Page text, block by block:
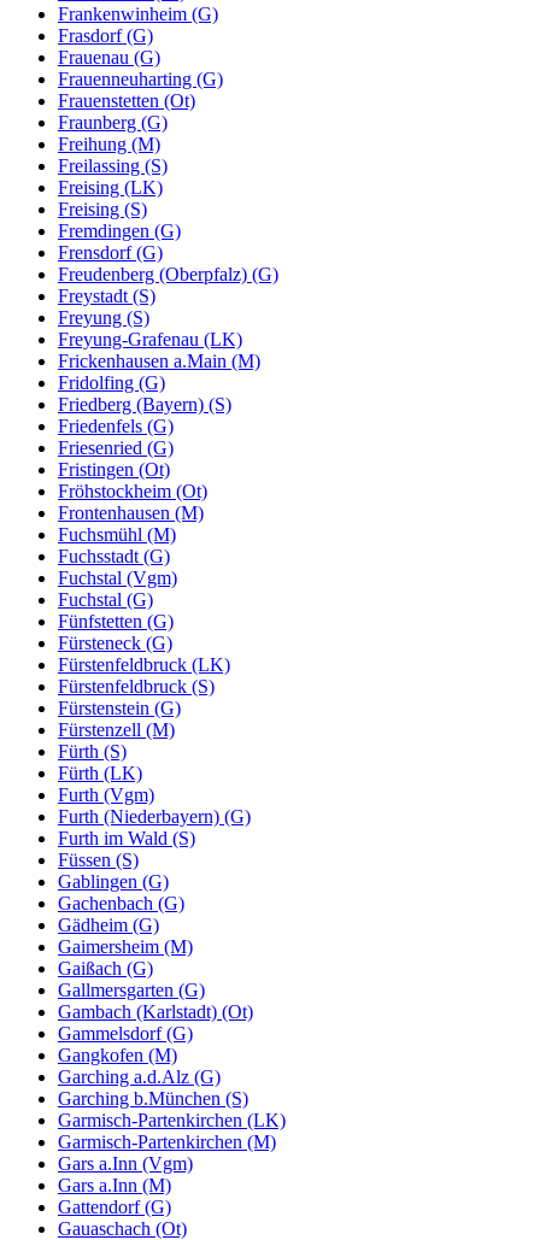
Frankenwinheim (G)
Frasdorf (G)
Frauenau (G)
Frauenneuharting (G)
Frauenstetten (Ot)
Fraunberg (G)
Freihung (M)
Freilassing (S)
Freising (LK)
Freising (S)
Fremdingen (G)
Frensdorf (G)
Freudenberg (Oberpfalz) (G)
Freystadt (S)
Freyung (S)
Freyung-Grafenau (LK)
Frickenhausen a.Main (M)
Fridolfing (G)
Friedberg (Bayern) (S)
Friedenfels (G)
Friesenried (G)
Fristingen (Ot)
Fröhstockheim (Ot)
Frontenhausen (M)
Fuchsmühl (M)
Fuchsstadt (G)
Fuchstal (Vgm)
Fuchstal (G)
Fünfstetten (G)
Fürsteneck (G)
Fürstenfeldbruck (LK)
Fürstenfeldbruck (S)
Fürstenstein (G)
Fürstenzell (M)
Fürth (S)
Fürth (LK)
Furth (Vgm)
Furth (Niederbayern) (G)
Furth im Wald (S)
Füssen (S)
Gablingen (G)
Gachenbach (G)
Gädheim (G)
Gaimersheim (M)
Gaißach (G)
Gallmersgarten (G)
Gambach (Karlstadt) (Ot)
Gammelsdorf (G)
Gangkofen (M)
Garching a.d.Alz (G)
Garching b.München (S)
Garmisch-Partenkirchen (LK)
Garmisch-Partenkirchen (M)
Gars a.Inn (Vgm)
Gars a.Inn (M)
Gattendorf (G)
Gauaschach (Ot)